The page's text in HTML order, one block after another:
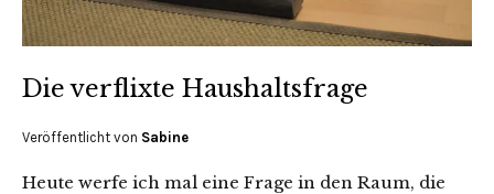
Die verflixte Haushaltsfrage
Veröffentlicht von Sabine
Heute werfe ich mal eine Frage in den Raum, die